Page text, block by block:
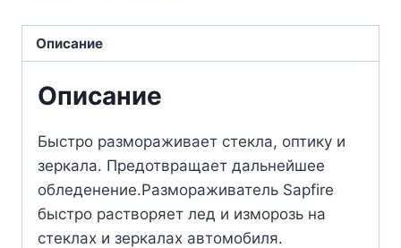
Описание
Описание
Быстро размораживает стекла, оптику и
зеркала. Предотвращает дальнейшее
обледенение.Размораживатель Sapfire
быстро растворяет лед и изморозь на
стеклах и зеркалах автомобиля.